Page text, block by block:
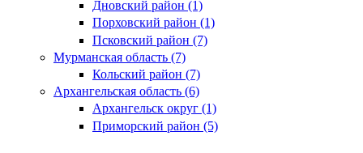
Дновский район (1)
Порховский район (1)
Псковский район (7)
Мурманская область (7)
Кольский район (7)
Архангельская область (6)
Архангельск округ (1)
Приморский район (5)